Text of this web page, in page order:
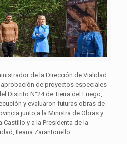
de la Dirección de Vialidad
de proyectos especiales
Distrito N°24 de Tierra del Fuego,
y evaluaron futuras obras de
junto a la Ministra de Obras y
Castillo y a la Presidenta de la
Ileana Zarantonello.